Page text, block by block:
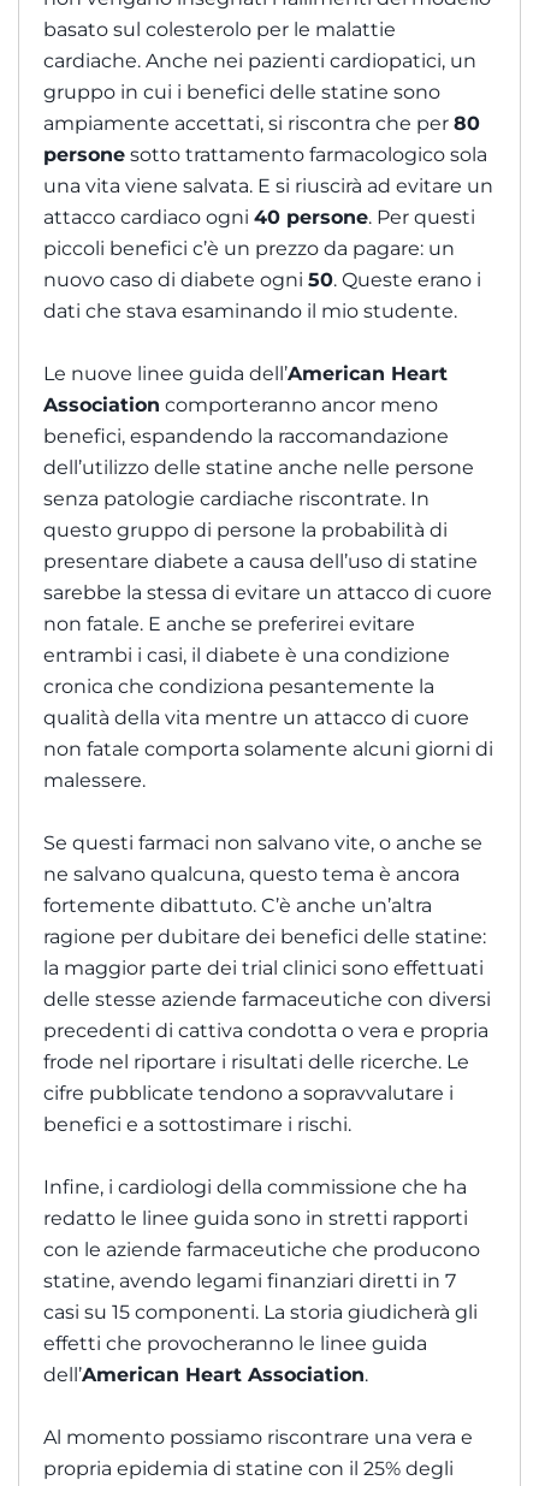
basato sul colesterolo per le malattie
cardiache. Anche nei pazienti cardiopatici, un
gruppo in cui i benefici delle statine sono
ampiamente accettati, si riscontra che per 80
persone sotto trattamento farmacologico sola
una vita viene salvata. E si riuscirà ad evitare un
attacco cardiaco ogni 40 persone. Per questi
piccoli benefici c’è un prezzo da pagare: un
nuovo caso di diabete ogni 50. Queste erano i
dati che stava esaminando il mio studente.
Le nuove linee guida dell’American Heart
Association comporteranno ancor meno
benefici, espandendo la raccomandazione
dell’utilizzo delle statine anche nelle persone
senza patologie cardiache riscontrate. In
questo gruppo di persone la probabilità di
presentare diabete a causa dell’uso di statine
sarebbe la stessa di evitare un attacco di cuore
non fatale. E anche se preferirei evitare
entrambi i casi, il diabete è una condizione
cronica che condiziona pesantemente la
qualità della vita mentre un attacco di cuore
non fatale comporta solamente alcuni giorni di
malessere.
Se questi farmaci non salvano vite, o anche se
ne salvano qualcuna, questo tema è ancora
fortemente dibattuto. C’è anche un’altra
ragione per dubitare dei benefici delle statine:
la maggior parte dei trial clinici sono effettuati
delle stesse aziende farmaceutiche con diversi
precedenti di cattiva condotta o vera e propria
frode nel riportare i risultati delle ricerche. Le
cifre pubblicate tendono a sopravvalutare i
benefici e a sottostimare i rischi.
Infine, i cardiologi della commissione che ha
redatto le linee guida sono in stretti rapporti
con le aziende farmaceutiche che producono
statine, avendo legami finanziari diretti in 7
casi su 15 componenti. La storia giudicherà gli
effetti che provocheranno le linee guida
dell’American Heart Association.
Al momento possiamo riscontrare una vera e
propria epidemia di statine con il 25% degli